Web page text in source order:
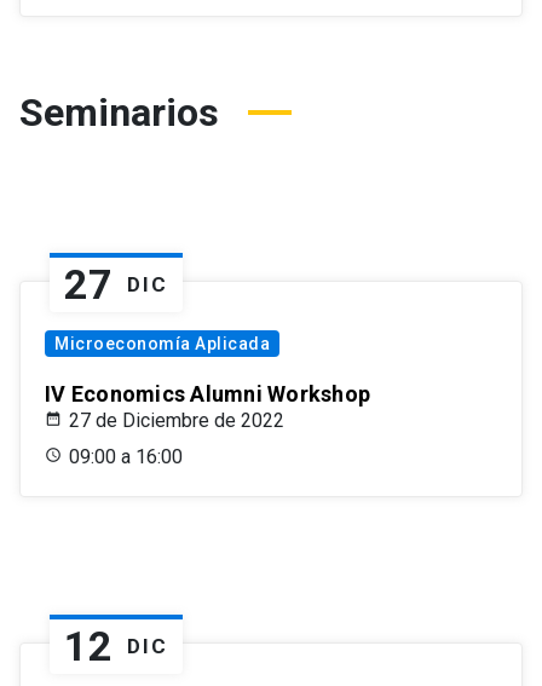
Seminarios
27 DIC
Microeconomía Aplicada
IV Economics Alumni Workshop
27 de Diciembre de 2022
09:00 a 16:00
12 DIC